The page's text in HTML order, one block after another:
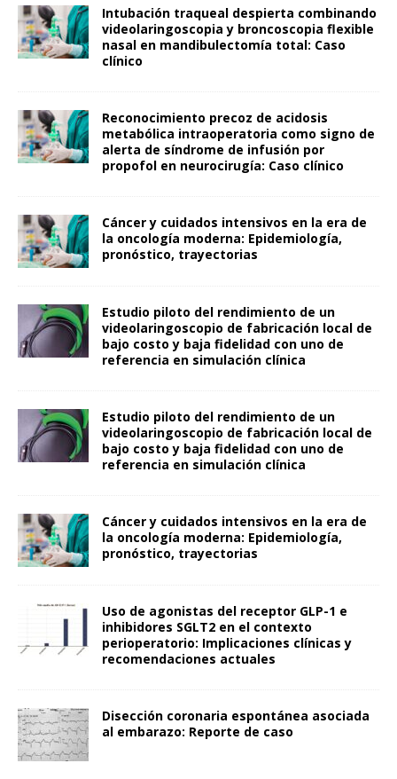
Intubación traqueal despierta combinando
videolaringoscopia y broncoscopia flexible
nasal en mandibulectomía total: Caso
clínico
Reconocimiento precoz de acidosis
metabólica intraoperatoria como signo de
alerta de síndrome de infusión por
propofol en neurocirugía: Caso clínico
Cáncer y cuidados intensivos en la era de
la oncología moderna: Epidemiología,
pronóstico, trayectorias
Estudio piloto del rendimiento de un
videolaringoscopio de fabricación local de
bajo costo y baja fidelidad con uno de
referencia en simulación clínica
Estudio piloto del rendimiento de un
videolaringoscopio de fabricación local de
bajo costo y baja fidelidad con uno de
referencia en simulación clínica
Cáncer y cuidados intensivos en la era de
la oncología moderna: Epidemiología,
pronóstico, trayectorias
Uso de agonistas del receptor GLP-1 e
inhibidores SGLT2 en el contexto
perioperatorio: Implicaciones clínicas y
recomendaciones actuales
Disección coronaria espontánea asociada
al embarazo: Reporte de caso